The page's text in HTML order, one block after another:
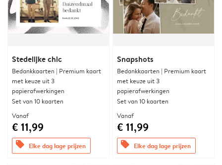
Stedelijke chic
Bedankkaarten | Premium kaart
met keuze uit 3
papierafwerkingen
Set van 10 kaarten
Vanaf
€ 11,99
offers Elke dag lage prijzen
Snapshots
Bedankkaarten | Premium kaart
met keuze uit 3
papierafwerkingen
Set van 10 kaarten
Vanaf
€ 11,99
offers Elke dag lage prijzen